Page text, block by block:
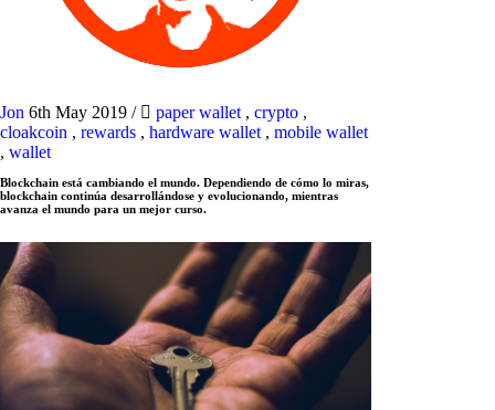
Jon 6th May 2019 / paper wallet , crypto ,
cloakcoin , rewards , hardware wallet , mobile wallet
, wallet
Blockchain está cambiando el mundo. Dependiendo de cómo lo miras,
blockchain continúa desarrollándose y evolucionando, mientras
avanza el mundo para un mejor curso.